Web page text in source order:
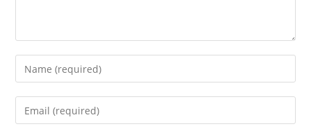
Enter
your
name
Enter
your